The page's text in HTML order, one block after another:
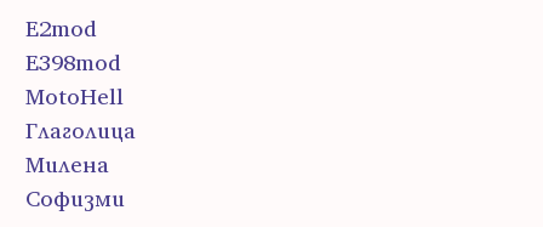
E2mod
E398mod
MotoHell
Глаголица
Милена
Софизми